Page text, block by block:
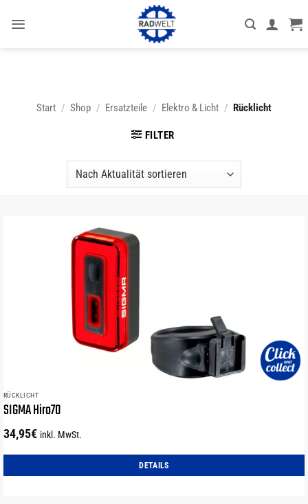
Inhalt
Start / Shop / Ersatzteile / Elektro & Licht / Rücklicht
FILTER
RÜCKLICHT
SIGMA Hiro70
34,95€ inkl. MwSt.
DETAILS